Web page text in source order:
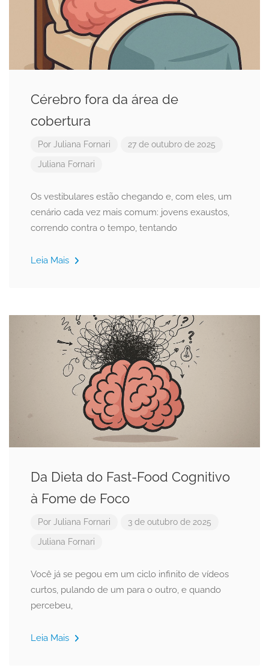
Cérebro fora da área de
cobertura
Por Juliana Fornari 27 de outubro de 2025
Juliana Fornari
Os vestibulares estão chegando e, com eles, um
cenário cada vez mais comum: jovens exaustos,
correndo contra o tempo, tentando
Leia Mais
Da Dieta do Fast-Food Cognitivo
à Fome de Foco
Por Juliana Fornari 3 de outubro de 2025
Juliana Fornari
Você já se pegou em um ciclo infinito de vídeos
curtos, pulando de um para o outro, e quando
percebeu,
Leia Mais